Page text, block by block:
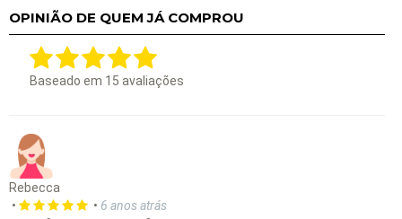
OPINIÃO DE QUEM JÁ COMPROU
Baseado em 15 avaliações
Rebecca
•
• 6 anos atrás